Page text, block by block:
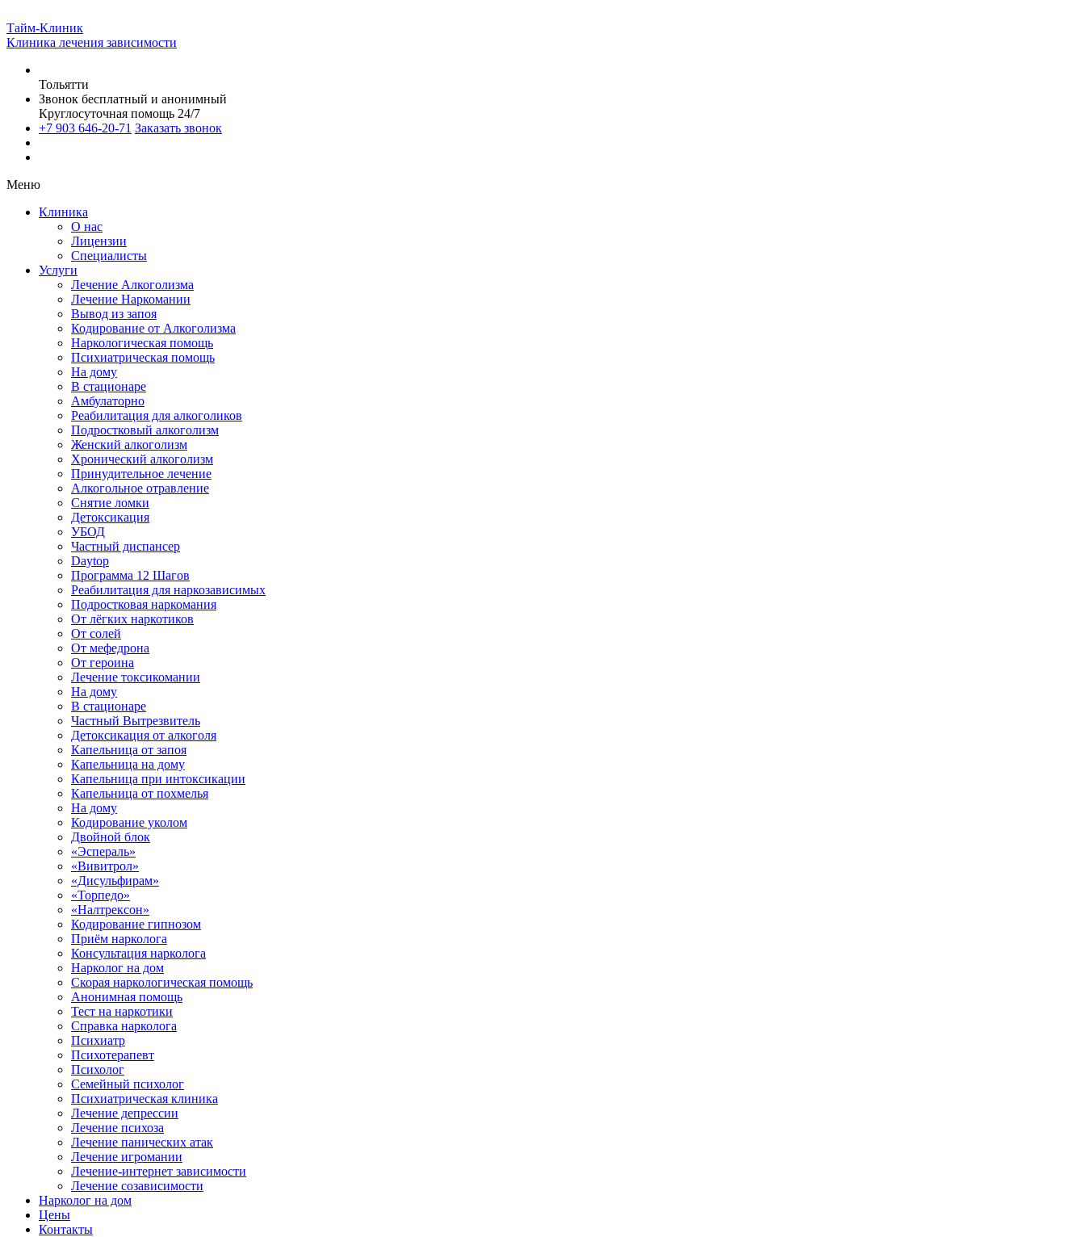
Тайм-Клиник
Клиника лечения зависимости
Тольятти
Звонок бесплатный и анонимный
Круглосуточная помощь 24/7
+7 903 646-20-71 Заказать звонок
Меню
Клиника
О нас
Лицензии
Специалисты
Услуги
Лечение Алкоголизма
Лечение Наркомании
Вывод из запоя
Кодирование от Алкоголизма
Наркологическая помощь
Психиатрическая помощь
На дому
В стационаре
Амбулаторно
Реабилитация для алкоголиков
Подростковый алкоголизм
Женский алкоголизм
Хронический алкоголизм
Принудительное лечение
Алкогольное отравление
Снятие ломки
Детоксикация
УБОД
Частный диспансер
Daytop
Программа 12 Шагов
Реабилитация для наркозависимых
Подростковая наркомания
От лёгких наркотиков
От солей
От мефедрона
От героина
Лечение токсикомании
На дому
В стационаре
Частный Вытрезвитель
Детоксикация от алкоголя
Капельница от запоя
Капельница на дому
Капельница при интоксикации
Капельница от похмелья
На дому
Кодирование уколом
Двойной блок
«Эспераль»
«Вивитрол»
«Дисульфирам»
«Торпедо»
«Налтрексон»
Кодирование гипнозом
Приём нарколога
Консультация нарколога
Нарколог на дом
Скорая наркологическая помощь
Анонимная помощь
Тест на наркотики
Справка нарколога
Психиатр
Психотерапевт
Психолог
Семейный психолог
Психиатрическая клиника
Лечение депрессии
Лечение психоза
Лечение панических атак
Лечение игромании
Лечение-интернет зависимости
Лечение созависимости
Нарколог на дом
Цены
Контакты